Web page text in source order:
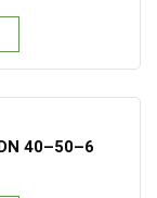
40–50–6